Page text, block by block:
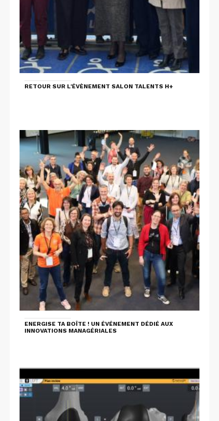
RETOUR SUR L'ÉVÈNEMENT SALON TALENTS H+
ENERGISE TA BOÎTE ! UN ÉVÉNEMENT DÉDIÉ AUX
INNOVATIONS MANAGÉRIALES